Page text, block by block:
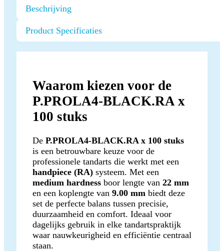
Beschrijving
Product Specificaties
Waarom kiezen voor de
P.PROLA4-BLACK.RA x
100 stuks
De P.PROLA4-BLACK.RA x 100 stuks
is een betrouwbare keuze voor de
professionele tandarts die werkt met een
handpiece (RA) systeem. Met een
medium hardness boor lengte van 22 mm
en een koplengte van 9.00 mm biedt deze
set de perfecte balans tussen precisie,
duurzaamheid en comfort. Ideaal voor
dagelijks gebruik in elke tandartspraktijk
waar nauwkeurigheid en efficiëntie centraal
staan.